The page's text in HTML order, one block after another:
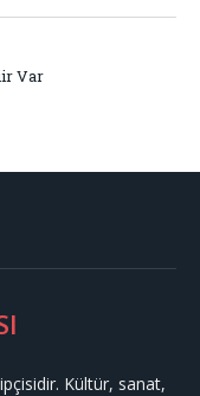
Var
Kültür, sanat,